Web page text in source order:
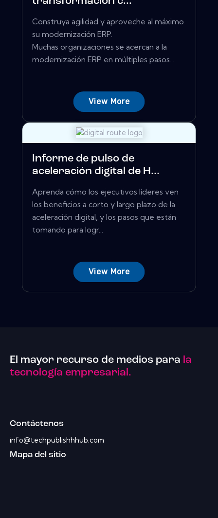
Construya agilidad y aproveche al máximo
su modernización ERP.
Muchas organizaciones se acercan a la
modernización ERP en múltiples pasos...
View More
Informe de pulso de
aceleración digital de H...
Aprenda cómo los ejecutivos líderes ven
los beneficios a corto y largo plazo de la
aceleración digital, y los pasos que están
tomando para logr...
View More
El mayor recurso de medios para la
tecnología empresarial.
Contáctenos
info@techpublishhhub.com
Mapa del sitio